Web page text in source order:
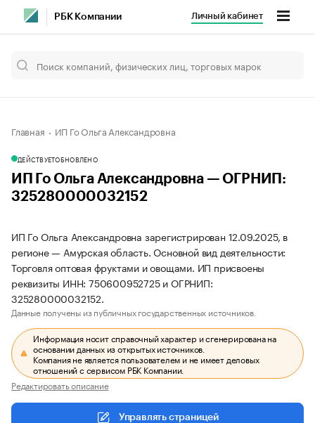
РБК Компании Личный кабинет
Главная ИП Го Ольга Александровна
ДЕЙСТВУЕТОБНОВЛЕНО
ИП Го Ольга Александровна — ОГРНИП:
325280000032152
ИП Го Ольга Александровна зарегистрирован 12.09.2025, в
регионе — Амурская область. Основной вид деятельности:
Торговля оптовая фруктами и овощами. ИП присвоены
реквизиты ИНН: 750600952725 и ОГРНИП:
325280000032152.
Данные получены из публичных государственных источников.
Информация носит справочный характер и сгенерирована на
основании данных из открытых источников.
Компания не является пользователем и не имеет деловых
отношений с сервисом РБК Компании.
Редактировать описание
Управлять страницей